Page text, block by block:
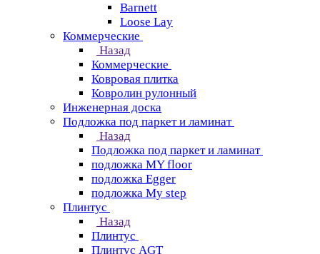
Barnett
Loose Lay
Коммерческие
Назад
Коммерческие
Ковровая плитка
Ковролин рулонный
Инженерная доска
Подложка под паркет и ламинат
Назад
Подложка под паркет и ламинат
подложка MY floor
подложка Egger
подложка My step
Плинтус
Назад
Плинтус
Плинтус AGT